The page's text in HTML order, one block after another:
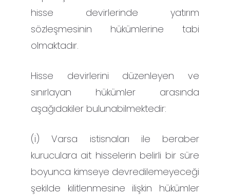
hisse devirlerinde yatırım
sözleşmesinin hükümlerine tabi
olmaktadır.
Hisse devirlerini düzenleyen ve
sınırlayan hükümler arasında
aşağıdakiler bulunabilmektedir:
(i) Varsa istisnaları ile beraber
kuruculara ait hisselerin belirli bir süre
boyunca kimseye devredilemeyeceği
şekilde kilitlenmesine ilişkin hükümler